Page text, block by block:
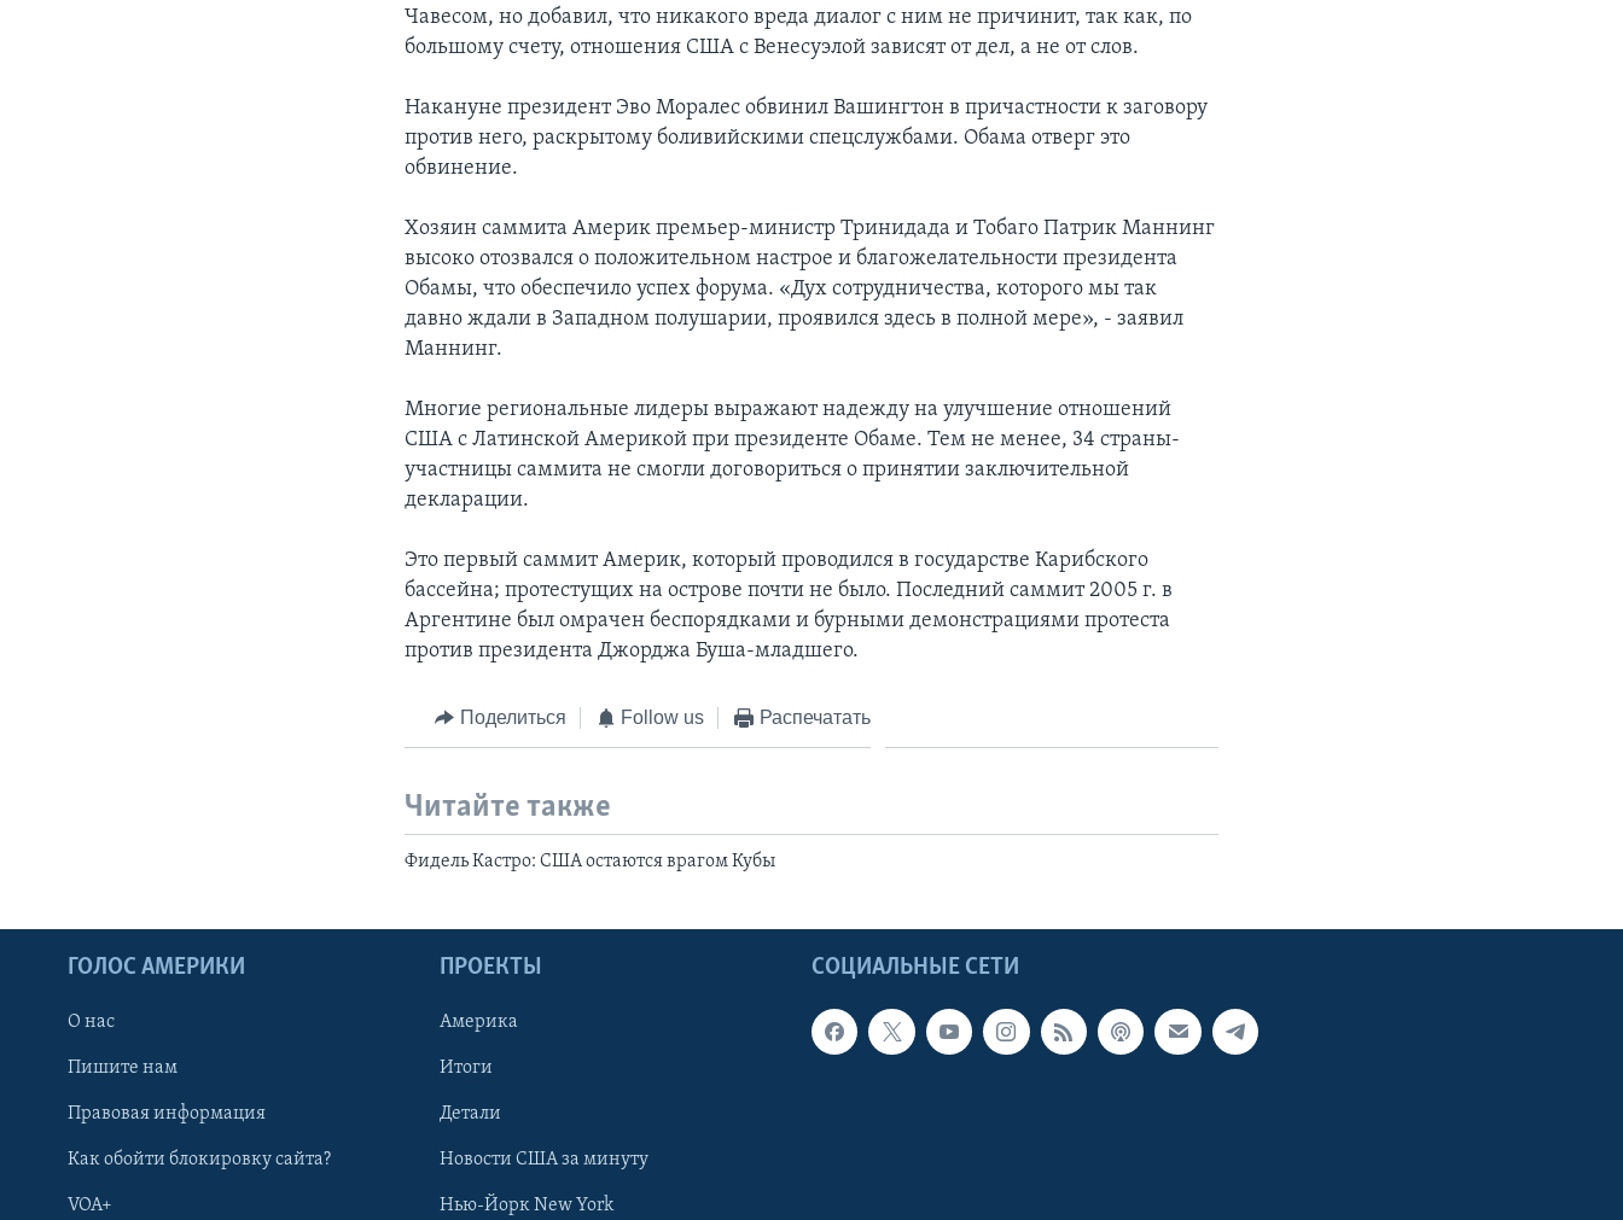
Чавесом, но добавил, что никакого вреда диалог с ним не причинит, так как, по
большому счету, отношения США с Венесуэлой зависят от дел, а не от слов.
Накануне президент Эво Моралес обвинил Вашингтон в причастности к заговору
против него, раскрытому боливийскими спецслужбами. Обама отверг это
обвинение.
Хозяин саммита Америк премьер-министр Тринидада и Тобаго Патрик Маннинг
высоко отозвался о положительном настрое и благожелательности президента
Обамы, что обеспечило успех форума. «Дух сотрудничества, которого мы так
давно ждали в Западном полушарии, проявился здесь в полной мере», - заявил
Маннинг.
Многие региональные лидеры выражают надежду на улучшение отношений
США с Латинской Америкой при президенте Обаме. Тем не менее, 34 страны-
участницы саммита не смогли договориться о принятии заключительной
декларации.
Это первый саммит Америк, который проводился в государстве Карибского
бассейна; протестущих на острове почти не было. Последний саммит 2005 г. в
Аргентине был омрачен беспорядками и бурными демонстрациями протеста
против президента Джорджа Буша-младшего.
Поделиться Follow us Распечатать
Читайте также
Фидель Кастро: США остаются врагом Кубы
СОЦИАЛЬНЫЕ СЕТИ
ГОЛОС АМЕРИКИ
О нас
Пишите нам
Правовая информация
Как обойти блокировку сайта?
VOA+
ПРОЕКТЫ
Америка
Итоги
Детали
Новости США за минуту
Нью-Йорк New York